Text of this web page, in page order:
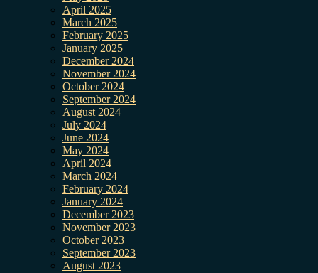
April 2025
March 2025
February 2025
January 2025
December 2024
November 2024
October 2024
September 2024
August 2024
July 2024
June 2024
May 2024
April 2024
March 2024
February 2024
January 2024
December 2023
November 2023
October 2023
September 2023
August 2023